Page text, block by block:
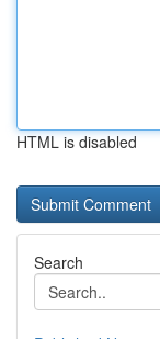
HTML is disabled
Search